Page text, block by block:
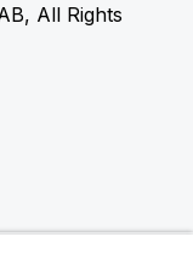
All Rights